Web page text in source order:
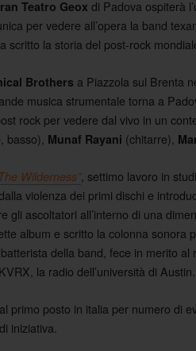
Teatro Geox di Padova ospiterà
per vedere all’opera la band
scritto la storia del post-rock
Brothers a Piazzola sul Brenta
musica strumentale torna a
rock per vedere dal vivo in un
basso), Munaf Rayani (chitarre),
Wilderness”, settimo lavoro in
violenza dei primi dischi e
gli ascoltatori all’interno di una
album e scritto la colonna sonora
della band, fece in merito
la radio dell’università di Austin.
primo posto in italia per numero di
iniziativa.